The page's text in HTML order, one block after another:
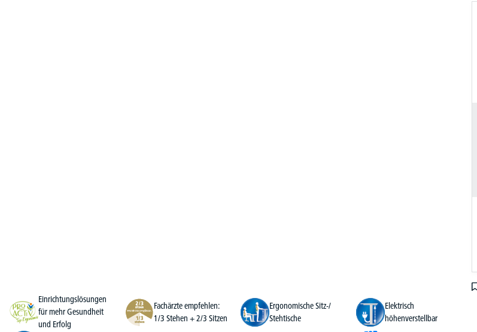
Einrichtungslösungen
für mehr Gesundheit
und Erfolg
Fachärzte empfehlen:
1/3 Stehen + 2/3 Sitzen
Ergonomische Sitz-/
Stehtische
Elektrisch
höhenverstellbar